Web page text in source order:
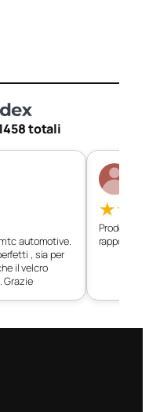
totali
automotive.
, sia per
il velcro
Grazie
★★
Prodotto
rapporto